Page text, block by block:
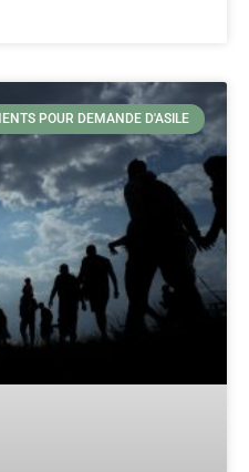
POUR DEMANDE D'ASILE